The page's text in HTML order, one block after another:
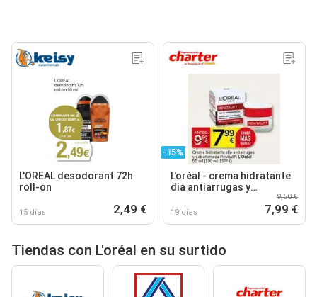
L'OREAL desodorant 72h
roll-on
15 días 2,49 €
-15%
L'oréal - crema hidratante
dia antiarrugas y
19 días
9,50 €
7,99 €
Tiendas con L'oréal en su surtido